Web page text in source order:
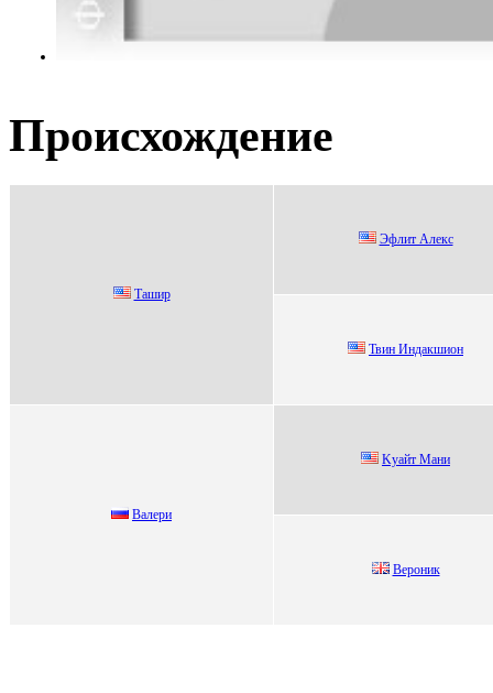
Происхождение
Tашиp
Эфлит Aлекc
Твин Индaкшиoн
Baлеpи
Kуaйт Мaни
Bерoник